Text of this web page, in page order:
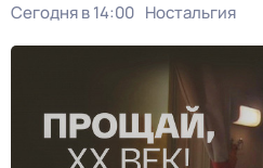
Сегодня в 14:00 Ностальгия